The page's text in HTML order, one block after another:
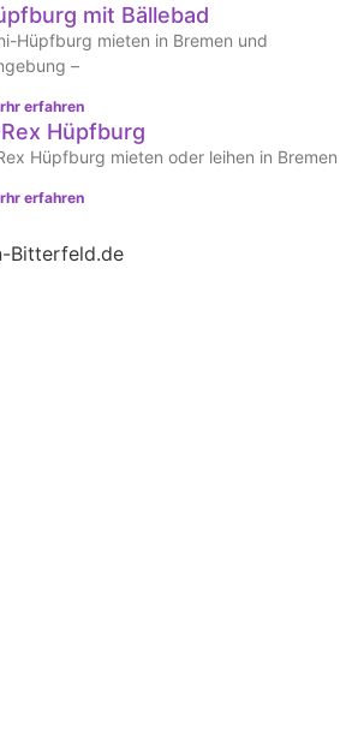
mit Bällebad
Hüpfburg mieten in Bremen und
–
erfahren
Hüpfburg
Hüpfburg mieten oder leihen in Bremen
erfahren
Bitterfeld.de